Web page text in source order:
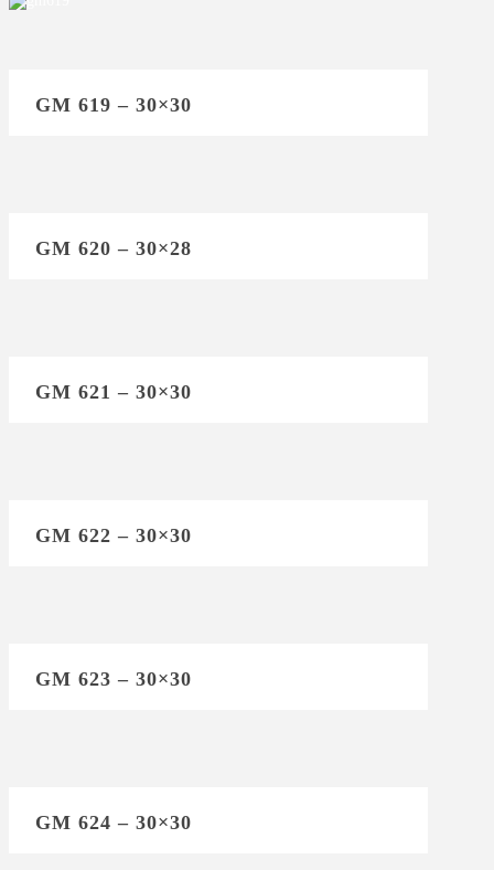
GM 619 – 30×30
GM 620 – 30×28
GM 621 – 30×30
GM 622 – 30×30
GM 623 – 30×30
GM 624 – 30×30